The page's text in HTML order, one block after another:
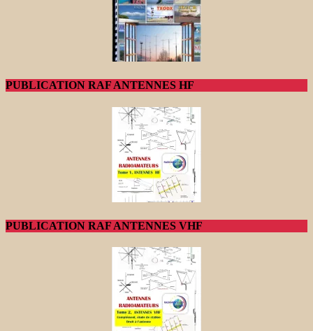
PUBLICATION RAF ANTENNES HF
PUBLICATION RAF ANTENNES VHF